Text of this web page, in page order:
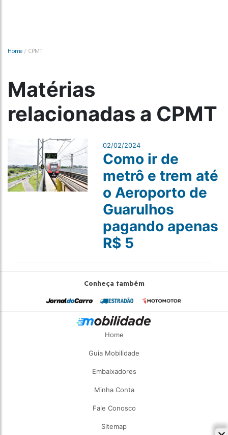
Home / CPMT
Matérias
relacionadas a CPMT
02/02/2024
Como ir de
metrô e trem até
o Aeroporto de
Guarulhos
pagando apenas
R$ 5
Conheça também
Home
Guia Mobilidade
Embaixadores
Minha Conta
Fale Conosco
Sitemap